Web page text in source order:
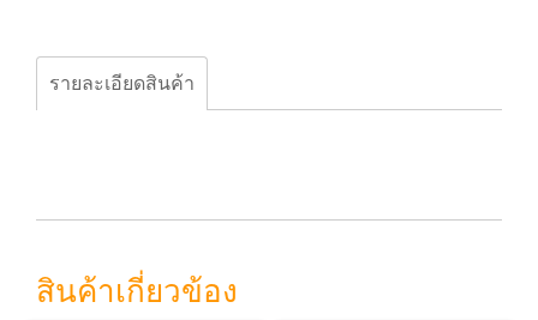
รายละเอียดสินค้า
สินค้าเกี่ยวข้อง